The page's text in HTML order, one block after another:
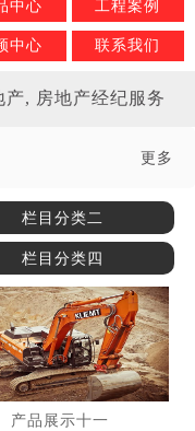
中心 工程案例
中心 联系我们
, 房地产经纪服务
更多
栏目分类二
栏目分类四
产品展示十一